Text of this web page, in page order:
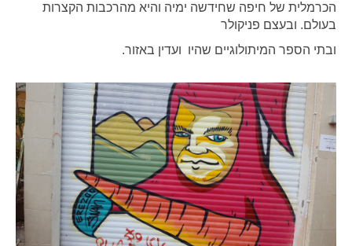
הכרמלית של חיפה שחידשה ימיה והיא מהרכבות הקצרות
בעולם. ובעצם פניקולר
ובתי הספר המיתולוגיים שהיו ועדין באזור.